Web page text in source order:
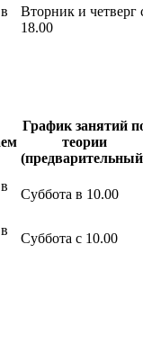
Вторник и четверг
18.00
График занятий
теории
Суббота в 10.00
Суббота с 10.00